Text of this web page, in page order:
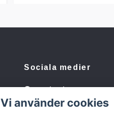
Sociala medier
Facebook
Instagram
Vi använder cookies